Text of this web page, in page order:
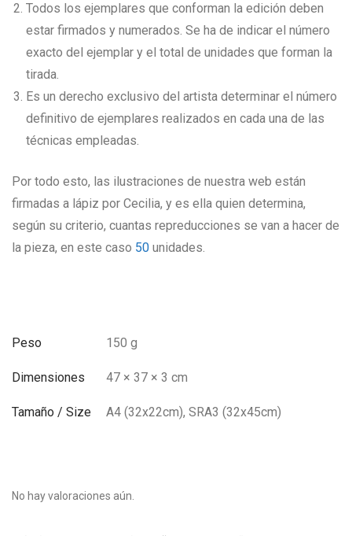
Todos los ejemplares que conforman la edición deben
estar firmados y numerados. Se ha de indicar el número
exacto del ejemplar y el total de unidades que forman la
tirada.
Es un derecho exclusivo del artista determinar el número
definitivo de ejemplares realizados en cada una de las
técnicas empleadas.
Por todo esto, las ilustraciones de nuestra web están
firmadas a lápiz por Cecilia, y es ella quien determina,
según su criterio, cuantas repreducciones se van a hacer de
la pieza, en este caso 50 unidades.
Peso 150 g
Dimensiones 47 × 37 × 3 cm
Tamaño / Size A4 (32x22cm), SRA3 (32x45cm)
No hay valoraciones aún.